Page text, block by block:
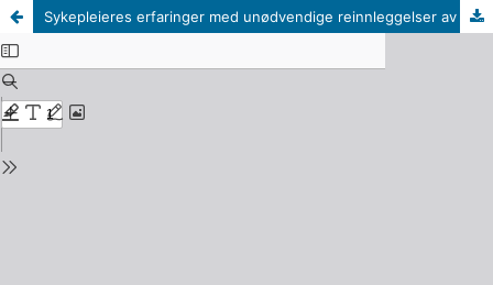
Sykepleieres erfaringer med unødvendige reinnleggelser av geriatriske pasienter fra kommunal korttidsavdeling til sykehus